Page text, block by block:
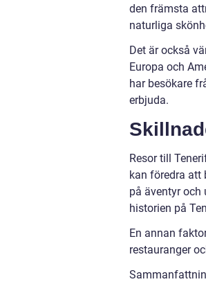
den främsta
naturliga
Det är också
Europa och
har besökare
erbjuda.
Resor till
kan föredra att
på äventyr och
historien på
En annan
restauranger